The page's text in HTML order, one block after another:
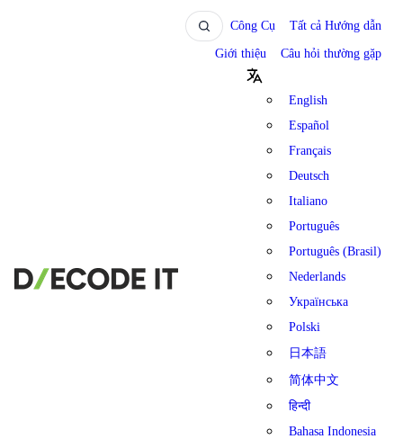
Công Cụ Tất cả Hướng dẫn
Giới thiệu Câu hỏi thường gặp
English
Español
Français
Deutsch
Italiano
Português
Português (Brasil)
Nederlands
Українська
Polski
日本語
简体中文
हिन्दी
Bahasa Indonesia